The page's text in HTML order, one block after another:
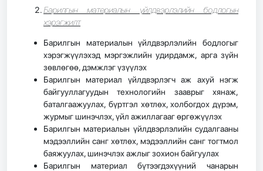
Барилгын материалын үйлдвэрлэлийн бодлогын
хэрэгжилт
Барилгын материалын үйлдвэрлэлийн бодлогыг
хэрэгжүүлэхэд мэргэжлийн удирдамж, арга зүйн
зөвлөгөө, дэмжлэг үзүүлэх
Барилгын материал үйлдвэрлэгч аж ахуй нэгж
байгууллагуудын технологийн зааврыг хянаж,
баталгаажуулах, бүртгэл хөтлөх, холбогдох дүрэм,
журмыг шинэчлэх, үйл ажиллагааг өргөжүүлэх
Барилгын материалын үйлдвэрлэлийн судалгааны
мэдээллийн санг хөтлөх, мэдээллийн санг тогтмол
баяжуулах, шинэчлэх ажлыг зохион байгуулах
Барилгын материал бүтээгдэхүүний чанарын